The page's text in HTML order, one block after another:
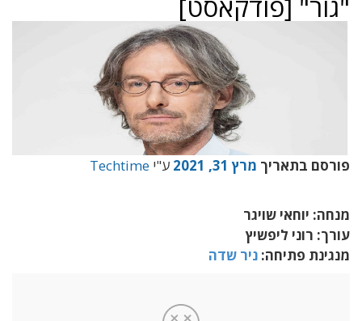
פורסם בתאריך מרץ 31, 2021 ע"י Techtime
מנחה: יוחאי שויגר
עורך: רוני ליפשיץ
מנגינת פתיחה: ניר שדה